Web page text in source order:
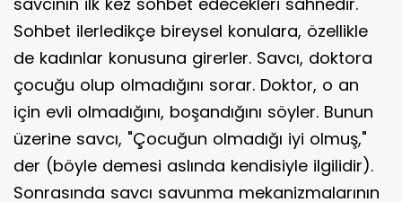
Sohbet ilerledikçe bireysel konulara, özellikle
de kadınlar konusuna girerler. Savcı, doktora
çocuğu olup olmadığını sorar. Doktor, o an
için evli olmadığını, boşandığını söyler. Bunun
üzerine savcı, "Çocuğun olmadığı iyi olmuş,"
der (böyle demesi aslında kendisiyle ilgilidir).
Sonrasında savcı savunma mekanizmalarının